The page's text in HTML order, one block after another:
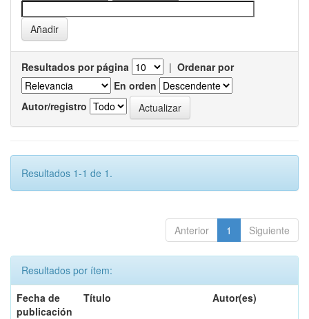
Resultados por página | Ordenar por
En orden
Autor/registro
Resultados 1-1 de 1.
Anterior 1 Siguiente
Resultados por ítem:
Fecha de
publicación
Título Autor(es)